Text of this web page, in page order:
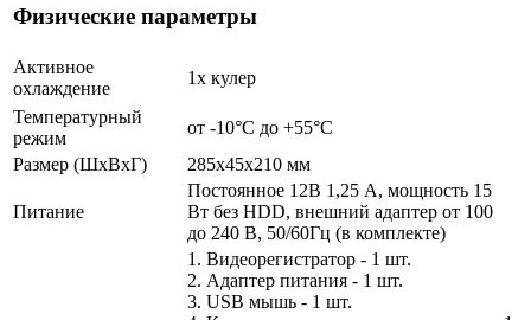
Физические параметры
Активное
охлаждение
1х кулер
Температурный
режим
от -10°C до +55°C
Размер (ШxВxГ)
285x45x210 мм
Питание
Постоянное 12В 1,25 А, мощность 15
Вт без HDD, внешний адаптер от 100
до 240 В, 50/60Гц (в комплекте)
1. Видеорегистратор - 1 шт.
2. Адаптер питания - 1 шт.
3. USB мышь - 1 шт.